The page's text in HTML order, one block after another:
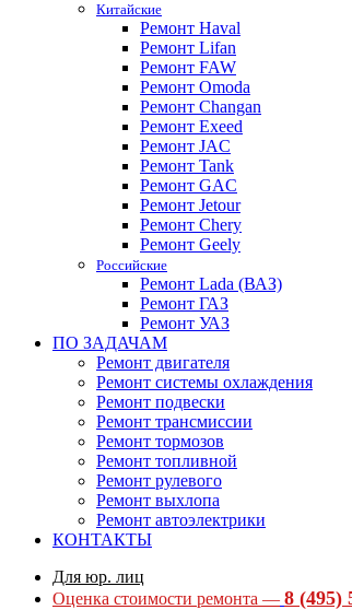
Китайские
Ремонт Haval
Ремонт Lifan
Ремонт FAW
Ремонт Omoda
Ремонт Changan
Ремонт Exeed
Ремонт JAC
Ремонт Tank
Ремонт GAC
Ремонт Jetour
Ремонт Chery
Ремонт Geely
Российские
Ремонт Lada (ВАЗ)
Ремонт ГАЗ
Ремонт УАЗ
ПО ЗАДАЧАМ
Ремонт двигателя
Ремонт системы охлаждения
Ремонт подвески
Ремонт трансмиссии
Ремонт тормозов
Ремонт топливной
Ремонт рулевого
Ремонт выхлопа
Ремонт автоэлектрики
КОНТАКТЫ
Для юр. лиц
Оценка стоимости ремонта — 8 (495)